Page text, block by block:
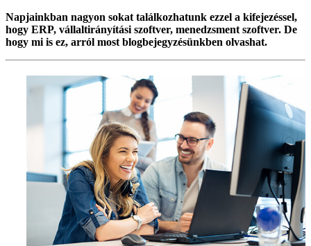
Napjainkban nagyon sokat találkozhatunk ezzel a kifejezéssel,
hogy ERP, vállaltirányítási szoftver, menedzsment szoftver. De
hogy mi is ez, arról most blogbejegyzésünkben olvashat.